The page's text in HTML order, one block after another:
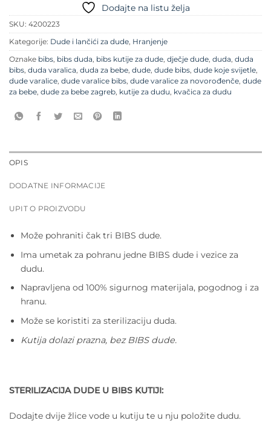
Dodajte na listu želja
SKU: 4200223
Kategorije: Dude i lančići za dude, Hranjenje
Oznake bibs, bibs duda, bibs kutije za dude, dječje dude, duda, duda
bibs, duda varalica, duda za bebe, dude, dude bibs, dude koje svijetle,
dude varalice, dude varalice bibs, dude varalice za novorođenče, dude
za bebe, dude za bebe zagreb, kutije za dudu, kvačica za dudu
OPIS
DODATNE INFORMACIJE
UPIT O PROIZVODU
Može pohraniti čak tri BIBS dude.
Ima umetak za pohranu jedne BIBS dude i vezice za
dudu.
Napravljena od 100% sigurnog materijala, pogodnog i za
hranu.
Može se koristiti za sterilizaciju duda.
Kutija dolazi prazna, bez BIBS dude.
STERILIZACIJA DUDE U BIBS KUTIJI:
Dodajte dvije žlice vode u kutiju te u nju položite dudu.